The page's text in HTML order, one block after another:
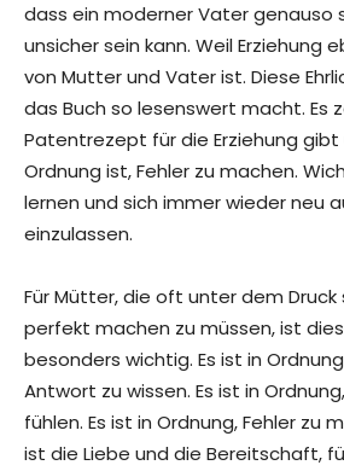
dass ein moderner Vater genauso
unsicher sein kann. Weil Erziehung
von Mutter und Vater ist. Diese
das Buch so lesenswert macht. Es
Patentrezept für die Erziehung gibt
Ordnung ist, Fehler zu machen.
lernen und sich immer wieder neu
einzulassen.
Für Mütter, die oft unter dem Druck
perfekt machen zu müssen, ist
besonders wichtig. Es ist in
Antwort zu wissen. Es ist in
fühlen. Es ist in Ordnung, Fehler zu
ist die Liebe und die Bereitschaft,